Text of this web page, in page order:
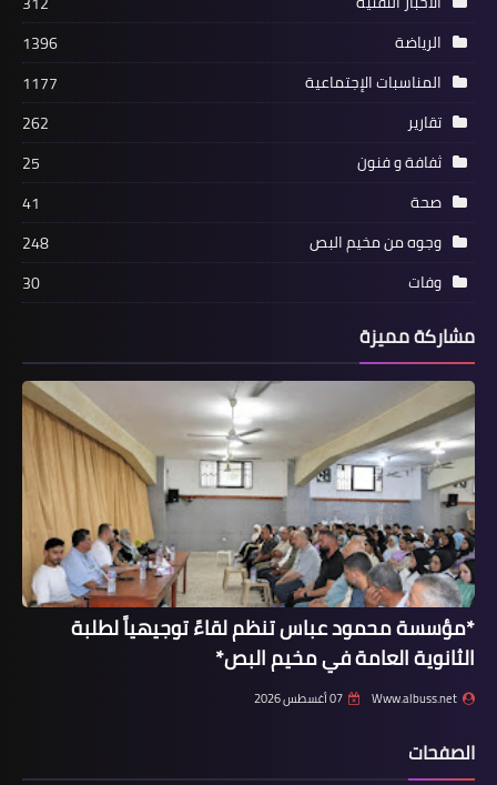
التحديات الراهنة والدولة الفلسطينية
بقلم : سري القدوة
سفيرا فلسطين والجزائر في لبنان: تأكيد
عمق ومتانة العلاقات الاخوية والتاريخية
بين الشعبين
أخبار متنوعة
لنصرة فلسطين وقضايا الامة
الرياضة
1396
المناسبات الإجتماعية
1177
تقارير
262
ثفافة و فنون
25
صحة
41
وجوه من مخيم البص
248
وفات
30
مشاركة مميزة
*مؤسسة محمود عباس تنظم لقاءً توجيهياً لطلبة
الثانوية العامة في مخيم البص*
Www.albuss.net 07 أغسطس 2026
الصفحات